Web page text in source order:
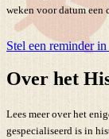
weken voor datum een
Stel een reminder in
Over het
Lees meer over het
gespecialiseerd is in